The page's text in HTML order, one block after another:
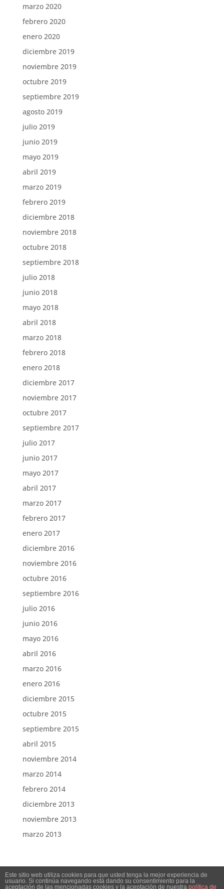
marzo 2020
febrero 2020
enero 2020
diciembre 2019
noviembre 2019
octubre 2019
septiembre 2019
agosto 2019
julio 2019
junio 2019
mayo 2019
abril 2019
marzo 2019
febrero 2019
diciembre 2018
noviembre 2018
octubre 2018
septiembre 2018
julio 2018
junio 2018
mayo 2018
abril 2018
marzo 2018
febrero 2018
enero 2018
diciembre 2017
noviembre 2017
octubre 2017
septiembre 2017
julio 2017
junio 2017
mayo 2017
abril 2017
marzo 2017
febrero 2017
enero 2017
diciembre 2016
noviembre 2016
octubre 2016
septiembre 2016
julio 2016
junio 2016
mayo 2016
abril 2016
marzo 2016
enero 2016
diciembre 2015
octubre 2015
septiembre 2015
abril 2015
noviembre 2014
marzo 2014
febrero 2014
diciembre 2013
noviembre 2013
marzo 2013
Este sitio web utiliza cookies para que usted tenga la mejor experiencia de
usuario. Si continúa navegando está dando su consentimiento para la
aceptación de las mencionadas cookies y la aceptación de nuestra política de